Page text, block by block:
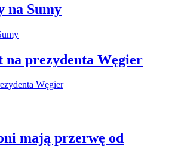
na Sumy
na prezydenta Węgier
mają przerwę od